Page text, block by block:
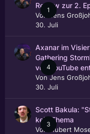
1
Review zur 2.
Von
Jens
30. Juli
4
Axanar im
Gathering
von YouTube
VonJens
30. Juli
3
Scott Bakula:
kein Thema
Von
Hubert